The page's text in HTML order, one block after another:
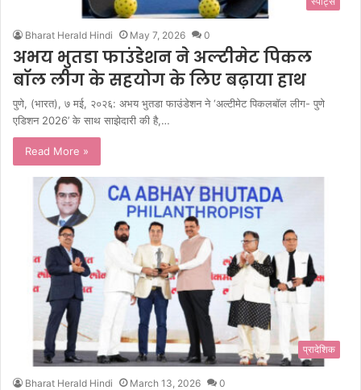
Bharat Herald Hindi May 7, 2026 0
अभय भुतडा फाउंडेशन ने अल्टीमेट पिकल
बॉल लीग के सहयोग के लिए बढ़ाया हाथ
पुणे, (भारत), ७ मई, २०२६: अभय भुतडा फाउंडेशन ने ‘अल्टीमेट पिकलबॉल लीग- पुणे
एडिशन 2026’ के साथ साझेदारी की है,…
Read More »
प्रादेशिक
Bharat Herald Hindi March 13, 2026 0